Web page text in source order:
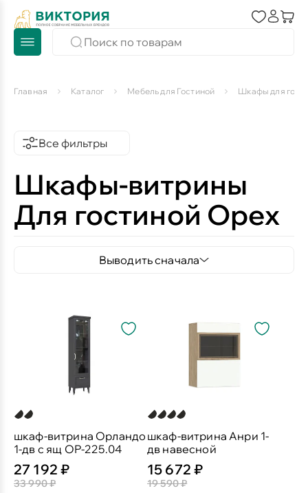
Главная Каталог Мебель для Гостиной Шкафы для
Все фильтры
Шкафы-витрины
Для гостиной Орех
Выводить сначала
шкаф-витрина Орландо
1-дв с ящ ОР-225.04
27 192 ₽
33 990 ₽
шкаф-витрина Анри 1-
дв навесной
15 672 ₽
19 590 ₽